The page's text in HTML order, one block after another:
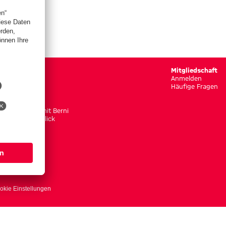
Berni schaut
Unterwegs mit Berni
Bernis Rückklick
Mitgliedschaft
Anmelden
Häufige Fragen
Einstellungen